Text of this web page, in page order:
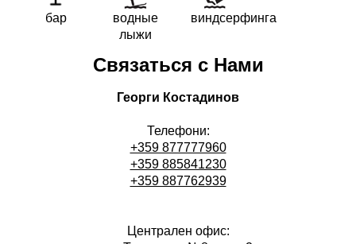
бар
водные
лыжи
виндсерфинга
Связаться с Нами
Георги Костадинов
Телефони:
+359 877777960
+359 885841230
+359 887762939
Централен офис: